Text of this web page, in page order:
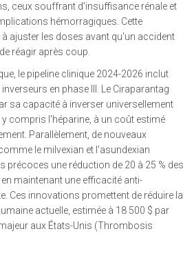
ceux souffrant d'insuffisance rénale et
hémorragiques. Cette
ajuster les doses avant qu'un accident
réagir après coup.
le pipeline clinique 2024-2026 inclut
en phase III. Le Ciraparantag
sa capacité à inverser universellement
compris l'héparine, à un coût estimé
Parallèlement, de nouveaux
le milvexian et l'asundexian
précoces une réduction de 20 à 25 % des
maintenant une efficacité anti-
Ces innovations promettent de réduire la
actuelle, estimée à 18 500 $ par
aux États-Unis (Thrombosis